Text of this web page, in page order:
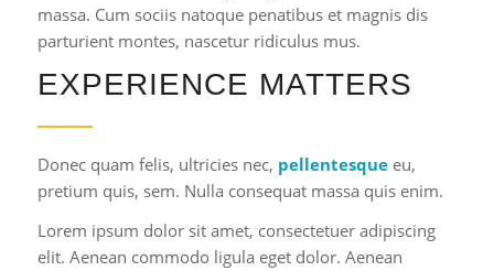
massa. Cum sociis natoque penatibus et magnis dis
parturient montes, nascetur ridiculus mus.
EXPERIENCE MATTERS
Donec quam felis, ultricies nec, pellentesqueeu,
pretium quis, sem. Nulla consequat massa quis enim.
Lorem ipsum dolor sit amet, consectetuer adipiscing
elit. Aenean commodo ligula eget dolor. Aenean